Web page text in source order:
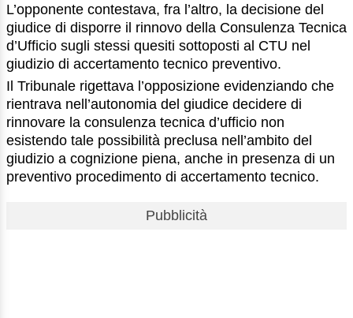
L’opponente contestava, fra l’altro, la decisione del
giudice di disporre il rinnovo della Consulenza Tecnica
d’Ufficio sugli stessi quesiti sottoposti al CTU nel
giudizio di accertamento tecnico preventivo.
Il Tribunale rigettava l’opposizione evidenziando che
rientrava nell’autonomia del giudice decidere di
rinnovare la consulenza tecnica d’ufficio non
esistendo tale possibilità preclusa nell’ambito del
giudizio a cognizione piena, anche in presenza di un
preventivo procedimento di accertamento tecnico.
Pubblicità